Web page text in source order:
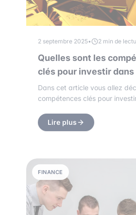
2 septembre 2025• 2 min de
Quelles sont les
clés pour investir dans
Dans cet article vous allez
compétences clés pour
Lire plus
FINANCE